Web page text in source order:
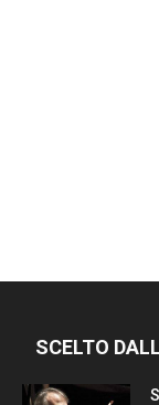
SCELTO